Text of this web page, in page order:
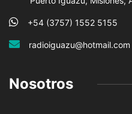
+54 (3757) 1552 5155
radioiguazu@hotmail.com
Nosotros